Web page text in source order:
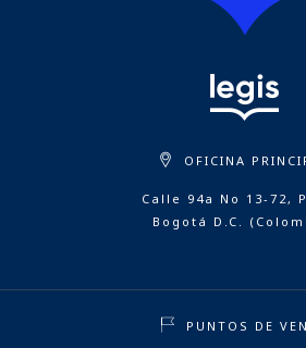
OFICINA
Calle 94a No 13-72,
Bogotá D.C.
PUNTOS DE